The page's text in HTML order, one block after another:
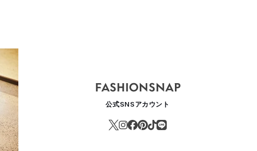
スタバがアイスビバレッジの容器をFSC認証紙を使ったカップに変更、
公式SNSアカウント